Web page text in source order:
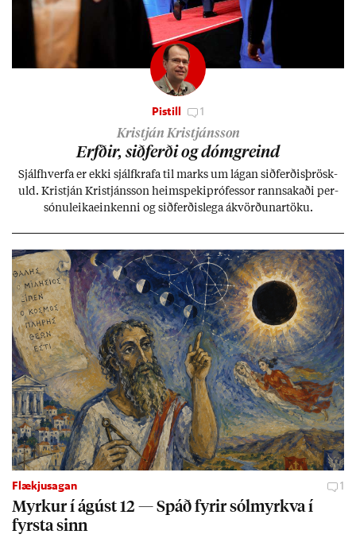
Pistill 1
Kristján Kristjánsson
Erfð­ir, sið­ferði og dómgreind
Sjálf­hverfa er ekki sjálf­krafa til marks um lág­an sið­ferð­is­þrösk­
uld. Kristján Kristjáns­son heim­speki­pró­fess­or rann­sak­aði per­
sónu­leika­ein­kenni og sið­ferð­is­lega ákvörð­un­ar­töku.
Flækjusagan 1
Myrk­ur í ág­úst 12 — Spáð fyr­ir sól­myrkva í
fyrsta sinn